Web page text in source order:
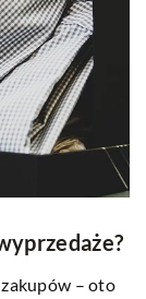
– oto